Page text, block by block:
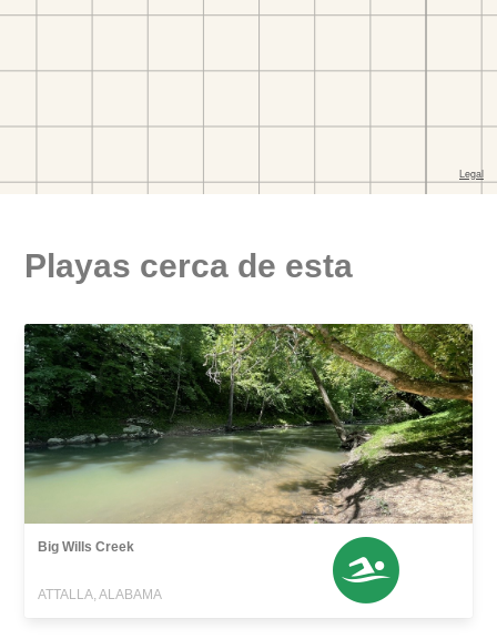
Playas cerca de esta
Big Wills Creek
ATTALLA, ALABAMA